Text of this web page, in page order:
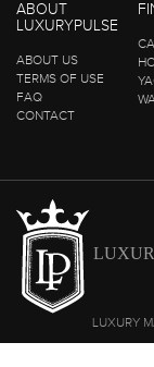
ABOUT
LUXURYPULSE
ABOUT US
TERMS OF USE
FAQ
CONTACT
LUXURY